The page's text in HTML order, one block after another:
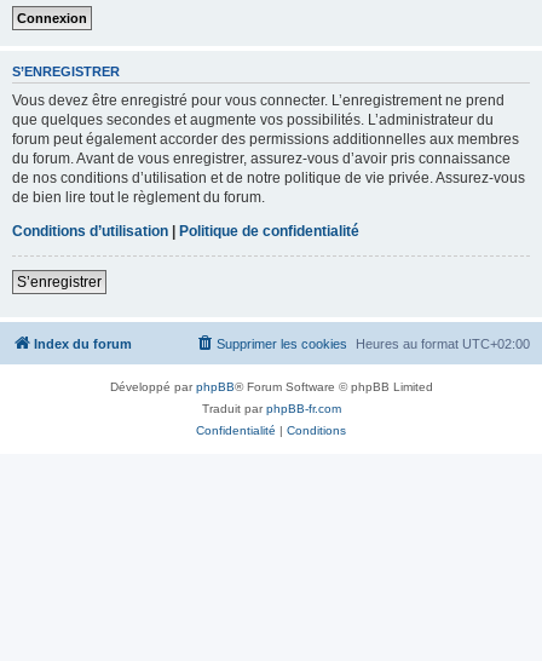
S’ENREGISTRER
Vous devez être enregistré pour vous connecter. L’enregistrement ne prend
que quelques secondes et augmente vos possibilités. L’administrateur du
forum peut également accorder des permissions additionnelles aux membres
du forum. Avant de vous enregistrer, assurez-vous d’avoir pris connaissance
de nos conditions d’utilisation et de notre politique de vie privée. Assurez-vous
de bien lire tout le règlement du forum.
Conditions d’utilisation | Politique de confidentialité
S’enregistrer
Index du forum Heures au format UTC+02:00
Supprimer les cookies
Développé parphpBB® Forum Software © phpBB Limited
Traduit parphpBB-fr.com
Confidentialité | Conditions